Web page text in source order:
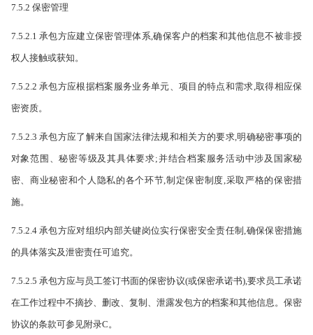
7.5.2 保密管理
7.5.2.1 承包方应建立保密管理体系,确保客户的档案和其他信息不被非授
权人接触或获知。
7.5.2.2 承包方应根据档案服务业务单元、项目的特点和需求,取得相应保
密资质。
7.5.2.3 承包方应了解来自国家法律法规和相关方的要求,明确秘密事项的
对象范围、秘密等级及其具体要求;并结合档案服务活动中涉及国家秘
密、商业秘密和个人隐私的各个环节,制定保密制度,采取严格的保密措
施。
7.5.2.4 承包方应对组织内部关键岗位实行保密安全责任制,确保保密措施
的具体落实及泄密责任可追究。
7.5.2.5 承包方应与员工签订书面的保密协议(或保密承诺书),要求员工承诺
在工作过程中不摘抄、删改、复制、泄露发包方的档案和其他信息。保密
协议的条款可参见附录C。